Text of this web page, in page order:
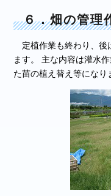
６．畑の管理
定植作業も終わり、後
ます。 主な内容は灌水
た苗の植え替え等になり